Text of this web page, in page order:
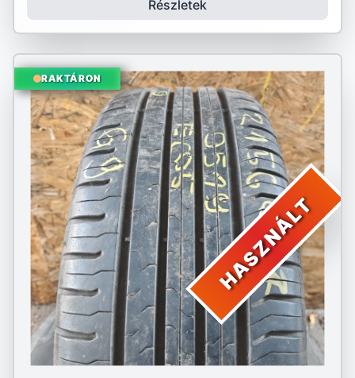
Részletek
HASZNÁLT
RAKTÁRON